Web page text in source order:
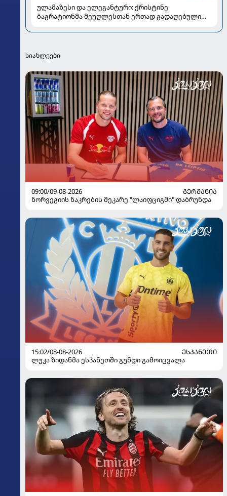
ულამაზესი და ელეგანტური: ქრისტინე
ბაგრატიონმა მეუღლესთან ერთად გადაღებული
სიახლეები
09:00/09-08-2026
ᲒᲔᲠᲛᲐᲜᲘᲐ
ნორვეგიის ნაკრების მეკარე "ლაიფციგში" დაბრუნდა
15:02/08-08-2026
ᲔᲡᲞᲐᲜᲔᲗᲘ
ლუკა ზიდანმა ესპანეთში გუნდი გამოიცვალა